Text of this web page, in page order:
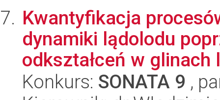
Kwantyfikacja
dynamiki lądolodu
odkształceń w glinach
Konkurs: SONATA 9 ,